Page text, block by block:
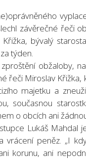
závěrečné řeči
Křižka, bývalý
týden.
zproštění obžaloby,
řeči Miroslav
majetku a
současnou
o obcích ani
Lukáš Mahdal
vrácení peněz. „I
korunu, ani